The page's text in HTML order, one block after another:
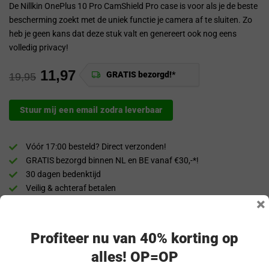
De Nillkin OnePlus 10 Pro CamShield Pro case is voor als je de beste
bescherming zoekt met de uniek functie je camera af te sluiten. Zo
heb je geen kans dat deze stuk valt en genereert ook nog eens
volledig privacy!
GRATIS bezorgd!*
19,95 11,97
Stuur mij een email zodra leverbaar
Vóór 17:00 besteld? Direct verzonden!
GRATIS bezorgd binnen NL en BE vanaf €30,-*!
30 dagen bedenktijd
Veilig & achteraf betalen
Profiteer nu van 40% korting op
alles! OP=OP
×